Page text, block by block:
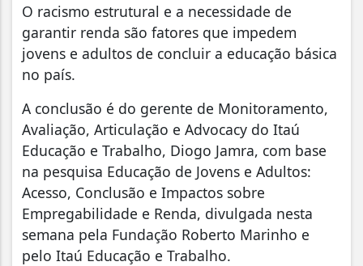
O racismo estrutural e a necessidade de
garantir renda são fatores que impedem
jovens e adultos de concluir a educação básica
no país.
A conclusão é do gerente de Monitoramento,
Avaliação, Articulação e Advocacy do Itaú
Educação e Trabalho, Diogo Jamra, com base
na pesquisa Educação de Jovens e Adultos:
Acesso, Conclusão e Impactos sobre
Empregabilidade e Renda, divulgada nesta
semana pela Fundação Roberto Marinho e
pelo Itaú Educação e Trabalho.